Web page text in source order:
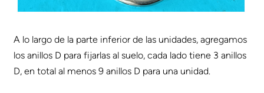
A lo largo de la parte inferior de las unidades, agregamos
los anillos D para fijarlas al suelo, cada lado tiene 3 anillos
D, en total al menos 9 anillos D para una unidad.